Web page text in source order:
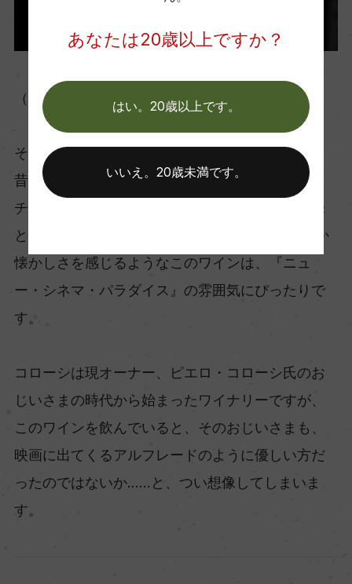
（ピエロ・コローシ氏とリディア・コローシ氏）
その味わいを、一言で表すなら「素朴で実直」。
昔ながらの優しさのある味わいで、熟したダーク
チェリーのような柔らかい果実味に、程よい酸味
とタンニンがきれいに溶け込んでいます。 どこか
懐かしさを感じるようなこのワインは、『ニュ
ー・シネマ・パラダイス』の雰囲気にぴったりで
す。
コローシは現オーナー、ピエロ・コローシ氏のお
じいさまの時代から始まったワイナリーですが、
このワインを飲んでいると、そのおじいさまも、
映画に出てくるアルフレードのように優しい方だ
ったのではないか……と、つい想像してしまいま
す。
あなたは20歳以上ですか？
はい。20歳以上です。
いいえ。20歳未満です。